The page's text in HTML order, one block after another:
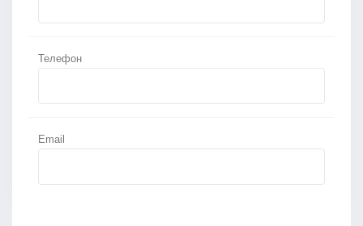
Телефон
Email